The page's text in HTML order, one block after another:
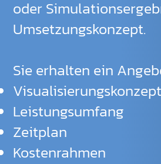
oder
Umsetzungskonzept.
Sie erhalten ein
Visualisierungskonzept
Leistungsumfang
Zeitplan
Kostenrahmen